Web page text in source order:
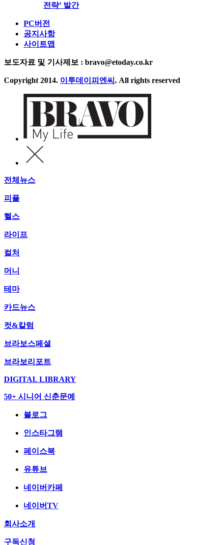
전략’ 발간
PC버전
공지사항
사이트맵
보도자료 및 기사제보 : bravo@etoday.co.kr
Copyright 2014. 이투데이피엔씨 . All rights reserved
전체뉴스
피플
헬스
라이프
컬처
머니
테마
카드뉴스
컷&칼럼
브라보스페셜
브라보리포트
DIGITAL LIBRARY
50+ 시니어 신춘문예
블로그
인스타그램
페이스북
유튜브
네이버카페
네이버TV
회사소개
구독신청